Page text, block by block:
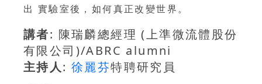
出 實驗室後，如何真正改變世界。
講者: 陳瑞麟總經理 (上準微流體股份
有限公司)/ABRC alumni
主持人:徐麗芬特聘研究員